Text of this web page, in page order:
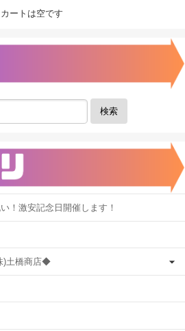
カートは空です
検索
！激安記念日開催します！
)土橋商店◆